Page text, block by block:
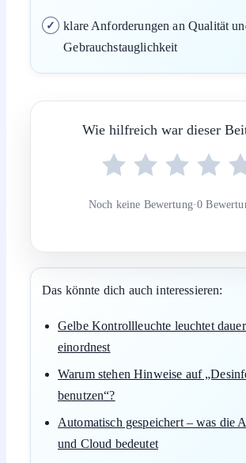
klare Anforderungen an Qualität
Gebrauchstauglichkeit
Wie hilfreich war dieser
Noch keine Bewertung·0
Das könnte dich auch interessieren:
Gelbe Kontrollleuchte leuchtet
einordnest
Warum stehen Hinweise auf
benutzen“?
Automatisch gespeichert – was die
und Cloud bedeutet